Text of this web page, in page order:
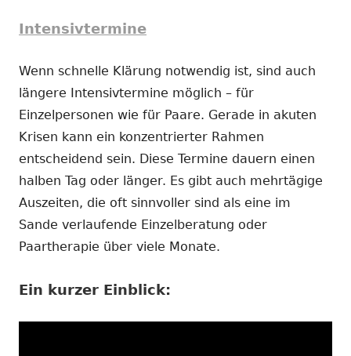
Intensivtermine
Wenn schnelle Klärung notwendig ist, sind auch
längere Intensivtermine möglich – für
Einzelpersonen wie für Paare. Gerade in akuten
Krisen kann ein konzentrierter Rahmen
entscheidend sein. Diese Termine dauern einen
halben Tag oder länger. Es gibt auch mehrtägige
Auszeiten, die oft sinnvoller sind als eine im
Sande verlaufende Einzelberatung oder
Paartherapie über viele Monate.
Ein kurzer Einblick: